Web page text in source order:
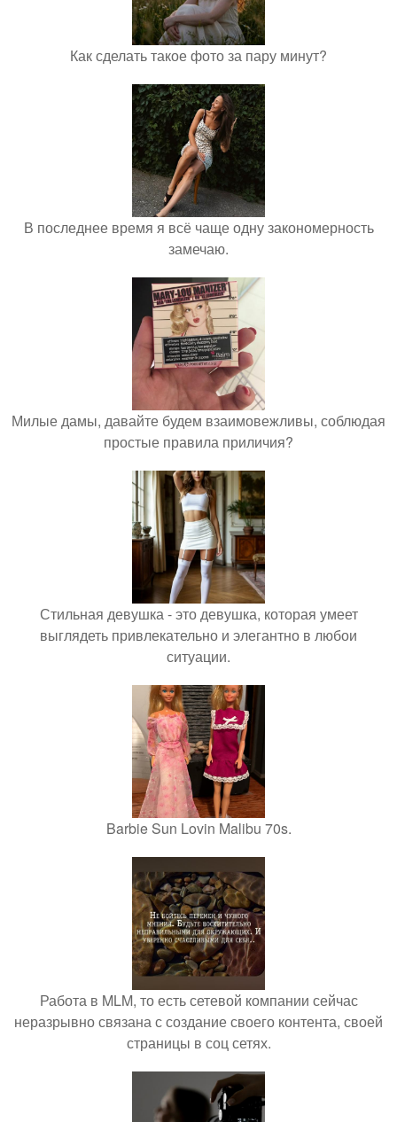
Как сделать такое фото за пару минут?
В последнее время я всё чаще одну закономерность
замечаю.
Милые дамы, давайте будем взаимовежливы, соблюдая
простые правила приличия?
Стильная девушка - это девушка, которая умеет
выглядеть привлекательно и элегантно в любои
ситуации.
Barbie Sun Lovin Malibu 70s.
Работа в MLM, то есть сетевой компании сейчас
неразрывно связана с создание своего контента, своей
страницы в соц сетях.